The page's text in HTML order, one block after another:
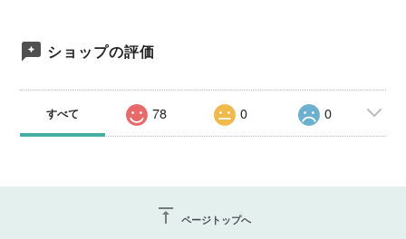
ショップの評価
すべて 78 0 0
vertical_align_top ページトップへ